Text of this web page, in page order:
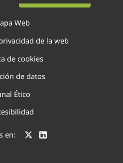
Web
de la web
de cookies
de datos
Ético
en: